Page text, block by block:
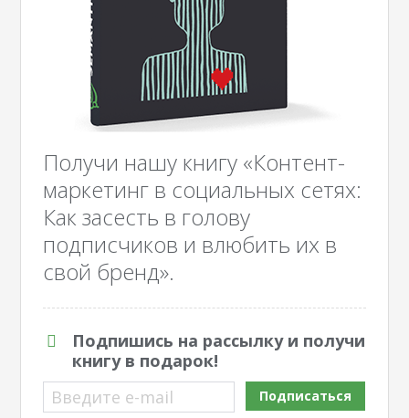
Получи нашу книгу «Контент-
маркетинг в социальных сетях:
Как засесть в голову
подписчиков и влюбить их в
свой бренд».
Подпишись на рассылку и получи
книгу в подарок!
Введите e-mail
Подписаться